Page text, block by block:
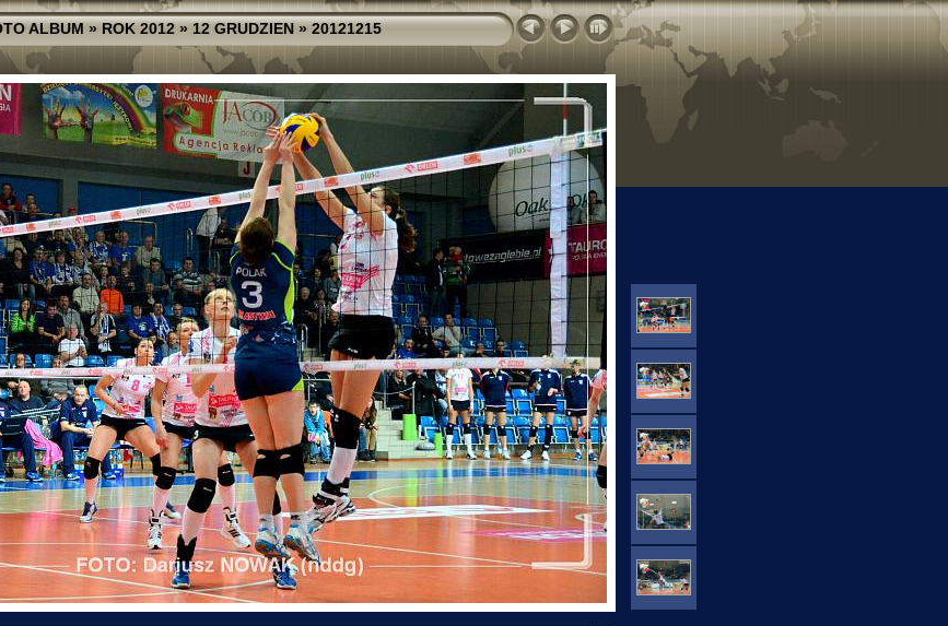
ALBUM»ROK 2012»12 GRUDZIEN»20121215